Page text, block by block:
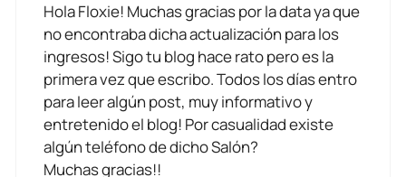
Hola Floxie! Muchas gracias por la data ya que
no encontraba dicha actualización para los
ingresos! Sigo tu blog hace rato pero es la
primera vez que escribo. Todos los días entro
para leer algún post, muy informativo y
entretenido el blog! Por casualidad existe
algún teléfono de dicho Salón?
Muchas gracias!!